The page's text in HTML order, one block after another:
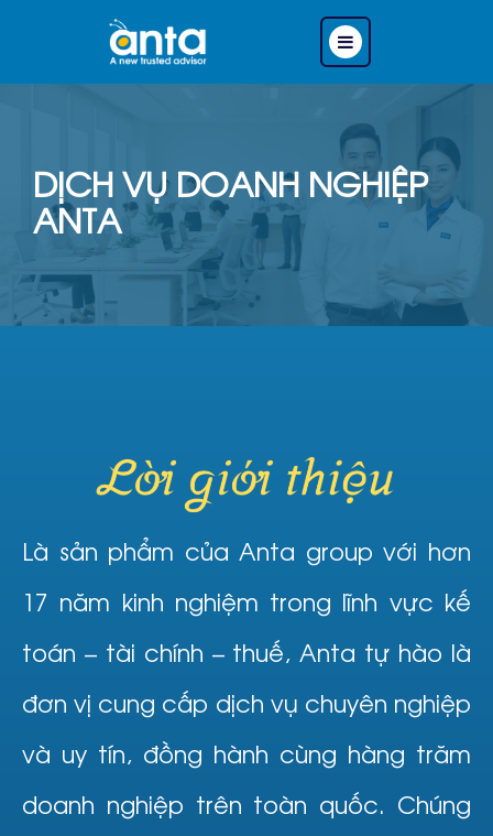
DỊCH VỤ DOANH NGHIỆP
ANTA
Là sản phẩm của Anta group với hơn
17 năm kinh nghiệm trong lĩnh vực kế
toán – tài chính – thuế, Anta tự hào là
đơn vị cung cấp dịch vụ chuyên nghiệp
và uy tín, đồng hành cùng hàng trăm
doanh nghiệp trên toàn quốc. Chúng